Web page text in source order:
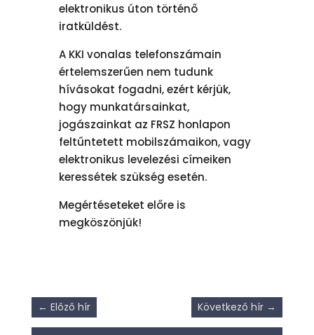
elektronikus úton történő
iratküldést.
A KKI vonalas telefonszámain
értelemszerűen nem tudunk
hívásokat fogadni, ezért kérjük,
hogy munkatársainkat,
jogászainkat az FRSZ honlapon
feltűntetett mobilszámaikon, vagy
elektronikus levelezési címeiken
keressétek szükség esetén.
Megértéseteket előre is
megköszönjük!
← Előző hír Következő hír →